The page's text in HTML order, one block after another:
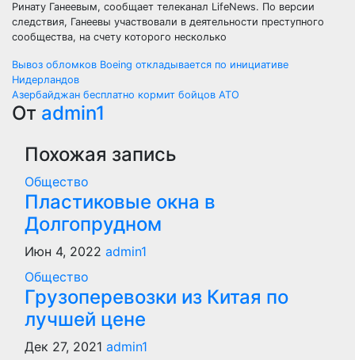
Ринату Ганеевым, сообщает телеканал LifeNews. По версии
следствия, Ганеевы участвовали в деятельности преступного
сообщества, на счету которого несколько
Навигация
по
записям
Вывоз обломков Boeing откладывается по инициативе
Нидерландов
Азербайджан бесплатно кормит бойцов АТО
От admin1
Похожая запись
Общество
Пластиковые окна в
Долгопрудном
Июн 4, 2022 admin1
Общество
Грузоперевозки из Китая по
лучшей цене
Дек 27, 2021 admin1